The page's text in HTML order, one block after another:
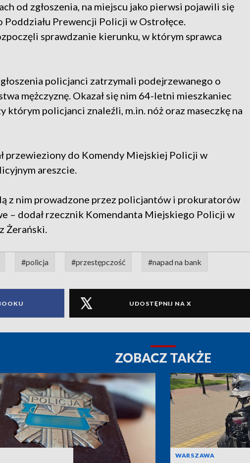
od zgłoszenia, na miejscu jako pierwsi pojawili się
Prewencji Policji w Ostrołęce.
sprawdzanie kierunku, w którym sprawca
policjanci zatrzymali podejrzewanego o
mężczyznę. Okazał się nim 64-letni mieszkaniec
którym policjanci znaleźli, m.in. nóż oraz maseczkę na
przewieziony do Komendy Miejskiej Policji w
areszcie.
z nim prowadzone przez policjantów i prokuratorów
– dodał rzecznik Komendanta Miejskiego Policji w
Żerański.
#policja #przestępczość #napad na bank
UDOSTĘPNIJ NA X
ZOBACZ TAKŻE
WARSZAWA